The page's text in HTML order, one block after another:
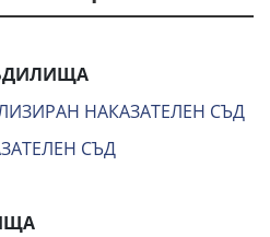
НАКАЗАТЕЛЕН СЪД
СЪД